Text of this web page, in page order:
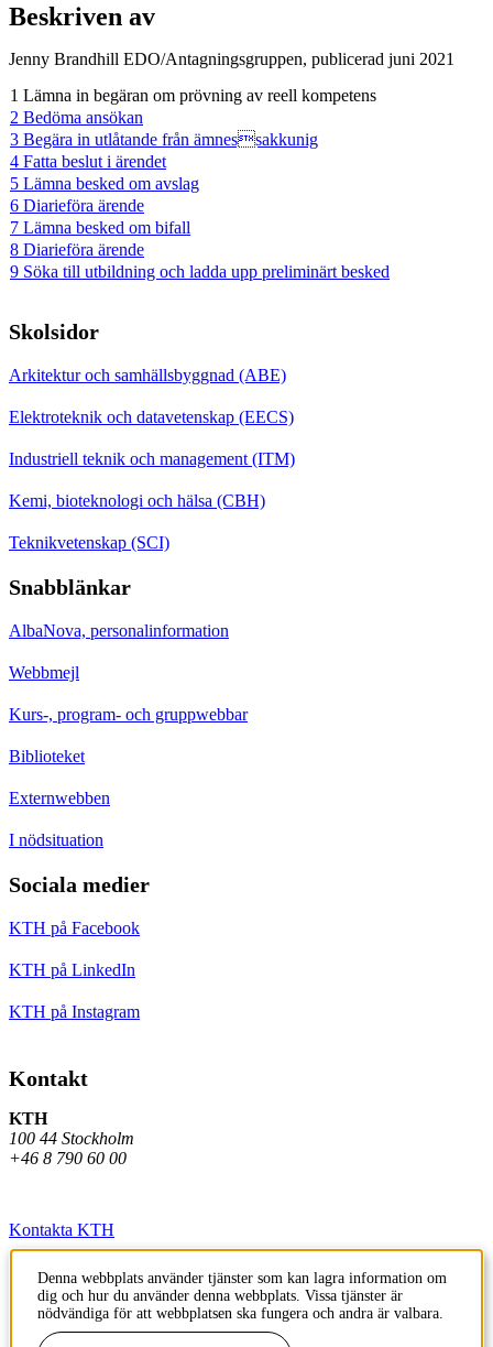
Beskriven av
Jenny Brandhill EDO/Antagningsgruppen, publicerad juni 2021
1 Lämna in begäran om prövning av reell kompetens
2 Bedöma ansökan
3 Begära in utlåtande från ämnessakkunig
4 Fatta beslut i ärendet
5 Lämna besked om avslag
6 Diarieföra ärende
7 Lämna besked om bifall
8 Diarieföra ärende
9 Söka till utbildning och ladda upp preliminärt besked
Skolsidor
Arkitektur och samhällsbyggnad (ABE)
Elektroteknik och datavetenskap (EECS)
Industriell teknik och management (ITM)
Kemi, bioteknologi och hälsa (CBH)
Teknikvetenskap (SCI)
Snabblänkar
AlbaNova, personalinformation
Webbmejl
Kurs-, program- och gruppwebbar
Biblioteket
Externwebben
I nödsituation
Sociala medier
KTH på Facebook
KTH på LinkedIn
KTH på Instagram
Kontakt
KTH
100 44 Stockholm
+46 8 790 60 00
Kontakta KTH
Jobba på KTH
Press och media
Denna webbplats använder tjänster som kan lagra information om
dig och hur du använder denna webbplats. Vissa tjänster är
nödvändiga för att webbplatsen ska fungera och andra är valbara.